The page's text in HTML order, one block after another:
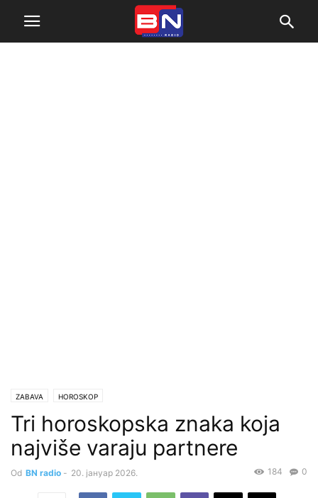
ZABAVA HOROSKOP
Tri horoskopska znaka koja
najviše varaju partnere
Od BN radio - 20. јануар 2026. 0
184